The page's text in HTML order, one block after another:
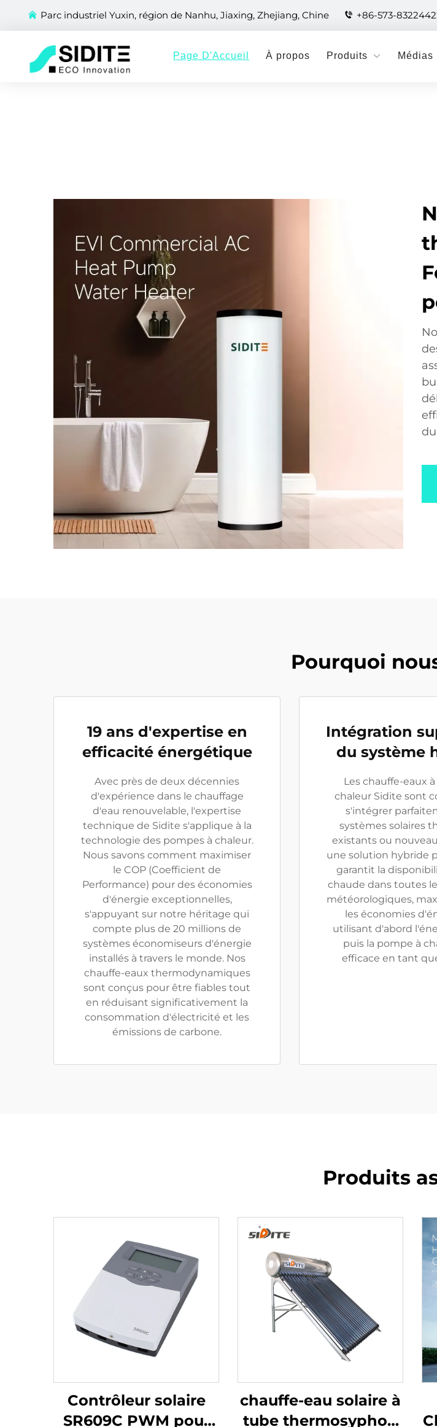
Parc industriel Yuxin, région de Nanhu, Jiaxing, Zhejiang, Chine +86-573-
Page D'Accueil À propos Produits Médias
Pourquoi
19 ans d'expertise en
efficacité énergétique
Avec près de deux décennies
d'expérience dans le chauffage
d'eau renouvelable, l'expertise
technique de Sidite s'applique à la
technologie des pompes à chaleur.
Nous savons comment maximiser
le COP (Coefficient de
Performance) pour des économies
d'énergie exceptionnelles,
s'appuyant sur notre héritage qui
compte plus de 20 millions de
systèmes économiseurs d'énergie
installés à travers le monde. Nos
chauffe-eaux thermodynamiques
sont conçus pour être fiables tout
en réduisant significativement la
consommation d'électricité et les
émissions de carbone.
Intégration
du système
Les chauffe-eaux
chaleur Sidite sont
s'intégrer
systèmes solaires
existants ou
une solution hybride
garantit la
chaude dans toutes
météorologiques,
les économies
utilisant d'abord
puis la pompe à
efficace en tant
Produits
Contrôleur solaire
SR609C PWM pour
chauffe-eau solaire à
tube thermosyphon